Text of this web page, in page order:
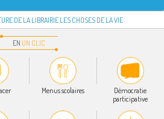
DE LA LIBRAIRIE LES CHOSES DE LA VIE
EN UN CLIC
Menus scolaires
Démocratie
participative